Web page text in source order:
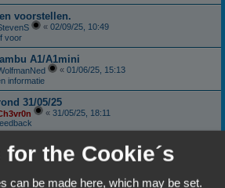
voorstellen.
« 02/09/25, 10:49
voor
A1/A1mini
« 01/06/25, 15:13
informatie
31/05/25
« 31/05/25, 18:11
11/01/25, 18:06
Vraag en Aanbod
the Cookie´s
can be made here, which may be set.